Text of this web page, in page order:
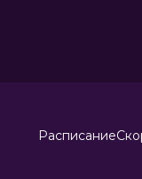
Расписание